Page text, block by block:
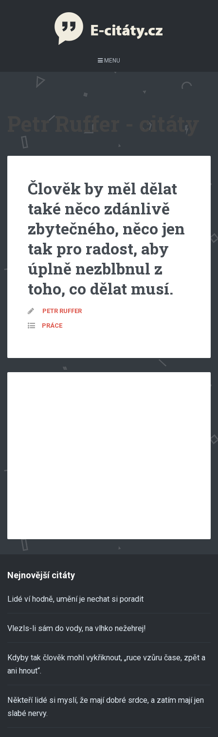
MENU
Petr Ruffer - citáty
Člověk by měl dělat
také něco zdánlivě
zbytečného, něco jen
tak pro radost, aby
úplně nezblbnul z
toho, co dělat musí.
PETR RUFFER
PRÁCE
Nejnovější citáty
Lidé ví hodně, umění je nechat si poradit
Vlezls-li sám do vody, na vlhko nežehrej!
Kdyby tak člověk mohl vykřiknout, „ruce vzůru čase, zpět a
ani hnout“.
Někteří lidé si myslí, že mají dobré srdce, a zatím mají jen
slabé nervy.